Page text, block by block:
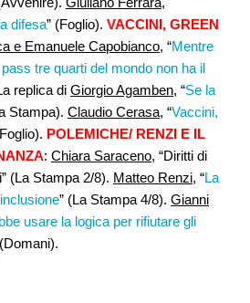
difesa” (Foglio). VACCINI, GREEN
e Emanuele Capobianco, “Mentre
tre quarti del mondo non ha il
replica di Giorgio Agamben, “Se la
Stampa). Claudio Cerasa, “Vaccini,
POLEMICHE/ RENZI E IL
: Chiara Saraceno, “Diritti di
(La Stampa 2/8). Matteo Renzi, “La
” (La Stampa 4/8). Gianni
usare la logica per rifiutare gli